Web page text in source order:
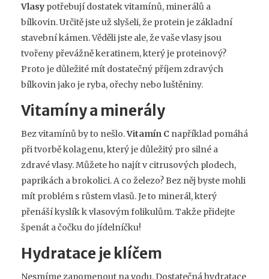
Vlasy potřebují dostatek vitamínů, minerálů a
bílkovin. Určitě jste už slyšeli, že protein je základní
stavební kámen. Věděli jste ale, že vaše vlasy jsou
tvořeny převážně keratinem, který je proteinový?
Proto je důležité mít dostatečný příjem zdravých
bílkovin jako je ryba, ořechy nebo luštěniny.
Vitamíny a minerály
Bez vitamínů by to nešlo.Vitamín C například pomáhá
při tvorbě kolagenu, který je důležitý pro silné a
zdravé vlasy. Můžete ho najít v citrusových plodech,
paprikách a brokolici. A co železo? Bez něj byste mohli
mít problém s růstem vlasů. Je to minerál, který
přenáší kyslík k vlasovým folikulům. Takže přidejte
špenát a čočku do jídelníčku!
Hydratace je klíčem
Nesmíme zapomenout na vodu. Dostatečná hydratace